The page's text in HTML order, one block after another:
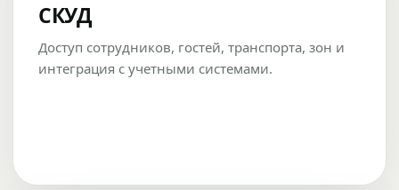
СКУД
Доступ сотрудников, гостей, транспорта, зон и
интеграция с учетными системами.